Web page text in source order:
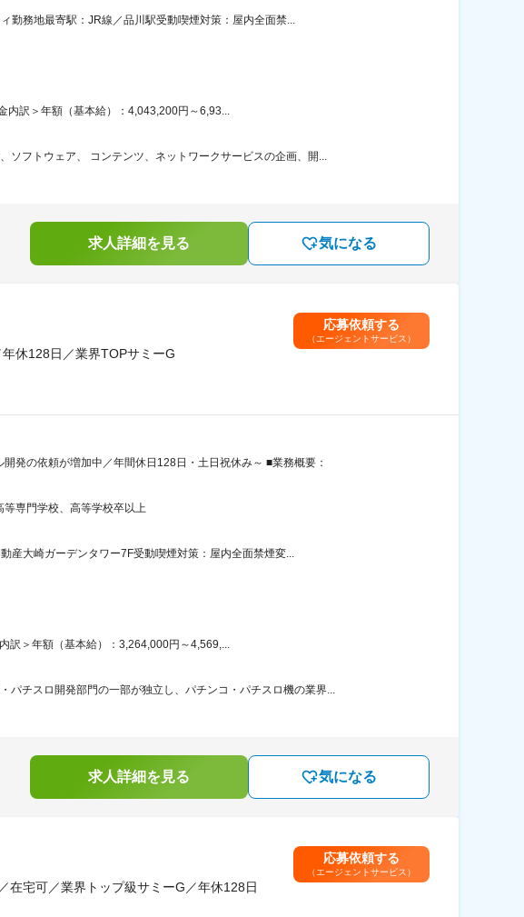
勤務地最寄駅：JR線／品川駅受動喫煙対策：屋内全面禁...
訳＞年額（基本給）：4,043,200円～6,93...
フトウェア、 コンテンツ、ネットワークサービスの企画、開...
求人詳細を見る 気になる
休128日／業界TOPサミーG
応募依頼する
（エージェントサービス）
発の依頼が増加中／年間休日128日・土日祝休み～ ■業務概要：
専門学校、高等学校卒以上
産大崎ガーデンタワー7F受動喫煙対策：屋内全面禁煙変...
訳＞年額（基本給）：3,264,000円～4,569,...
チスロ開発部門の一部が独立し、パチンコ・パチスロ機の業界...
求人詳細を見る 気になる
宅可／業界トップ級サミーG／年休128日
応募依頼する
（エージェントサービス）